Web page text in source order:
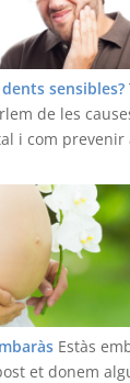
sensibles?
de les
i com prevenir
Estàs
et donem